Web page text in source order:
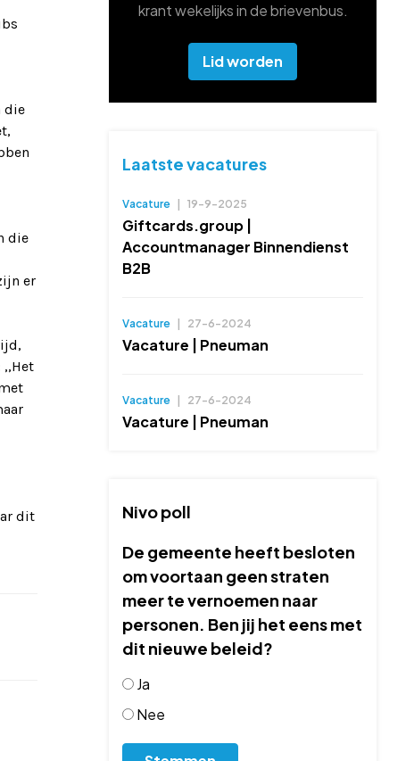
die
die
er
dit
krant wekelijks in de brievenbus.
Lid worden
Laatste vacatures
Vacature 19-9-2025
Giftcards.group |
Accountmanager Binnendienst
B2B
Vacature 27-6-2024
Vacature | Pneuman
Vacature 27-6-2024
Vacature | Pneuman
Nivo poll
De gemeente heeft besloten
om voortaan geen straten
meer te vernoemen naar
personen. Ben jij het eens met
dit nieuwe beleid?
Ja
Nee